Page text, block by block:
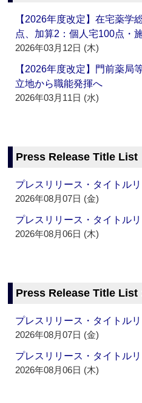
【2026年度改定】在宅薬学
点、加算2：個人宅100点・
2026年03月12日 (木)
【2026年度改定】門前薬局
立地から職能発揮へ
2026年03月11日 (水)
Press Release Title List
プレスリリース・タイトル
2026年08月07日 (金)
プレスリリース・タイトル
2026年08月06日 (木)
Press Release Title List
プレスリリース・タイトル
2026年08月07日 (金)
プレスリリース・タイトル
2026年08月06日 (木)